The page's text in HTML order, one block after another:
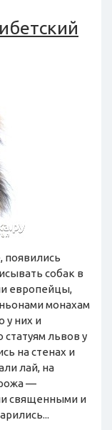
появились
собак в
европейцы,
монахам
у них и
львов у
на стенах и
лай, на
—
священными и